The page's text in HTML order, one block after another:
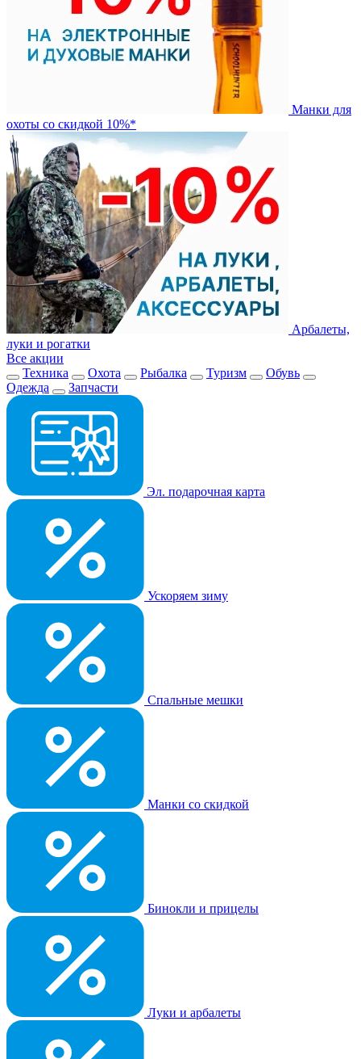
Манки для
охоты со скидкой 10%*
Арбалеты,
луки и рогатки
Все акции
Техника
Охота Рыбалка Туризм
Обувь
Одежда
Запчасти
Эл. подарочная карта
Ускоряем зиму
Спальные мешки
Манки со скидкой
Бинокли и прицелы
Луки и арбалеты